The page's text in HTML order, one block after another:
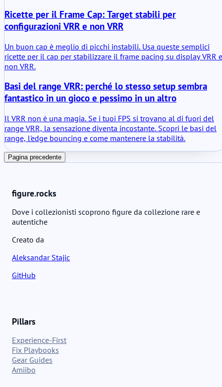
Ricette per il Frame Cap: Target stabili per
configurazioni VRR e non VRR
Un buon cap è meglio di picchi instabili. Usa queste semplici
ricette per il cap per stabilizzare il frame pacing su display VRR e
non VRR.
Basi del range VRR: perché lo stesso setup sembra
fantastico in un gioco e pessimo in un altro
Il VRR non è una magia. Se i tuoi FPS si trovano al di fuori del
range VRR, la sensazione diventa incostante. Scopri le basi del
range, l'edge bouncing e come mantenere la stabilità.
Pagina precedente
figure.rocks
Dove i collezionisti scoprono figure da collezione rare e
autentiche
Creato da
Aleksandar Stajic
GitHub
Pillars
Experience-First
Fix Playbooks
Gear Guides
Amiibo